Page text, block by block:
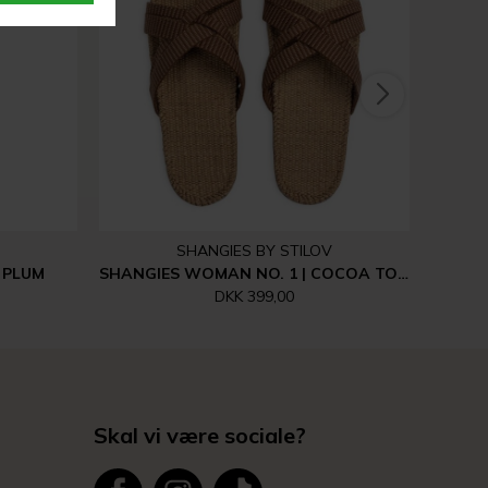
SHANGIES BY STILOV
SHANGIES WOMAN NO. 1 | COCOA TONES
DKK 399,00
Skal vi være sociale?